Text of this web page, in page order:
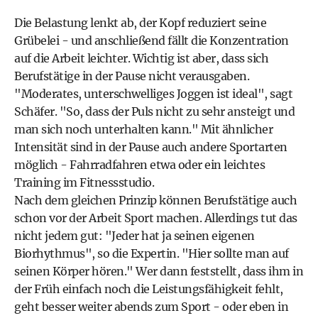
Die Belastung lenkt ab, der Kopf reduziert seine
Grübelei - und anschließend fällt die Konzentration
auf die Arbeit leichter. Wichtig ist aber, dass sich
Berufstätige in der Pause nicht verausgaben.
"Moderates, unterschwelliges Joggen ist ideal", sagt
Schäfer. "So, dass der Puls nicht zu sehr ansteigt und
man sich noch unterhalten kann." Mit ähnlicher
Intensität sind in der Pause auch andere Sportarten
möglich - Fahrradfahren etwa oder ein leichtes
Training im Fitnessstudio.
Nach dem gleichen Prinzip können Berufstätige auch
schon vor der Arbeit Sport machen. Allerdings tut das
nicht jedem gut: "Jeder hat ja seinen eigenen
Biorhythmus", so die Expertin. "Hier sollte man auf
seinen Körper hören." Wer dann feststellt, dass ihm in
der Früh einfach noch die Leistungsfähigkeit fehlt,
geht besser weiter abends zum Sport - oder eben in